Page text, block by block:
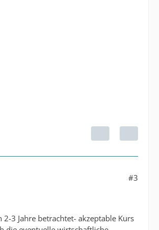
#3
3 Jahre betrachtet- akzeptable Kurs